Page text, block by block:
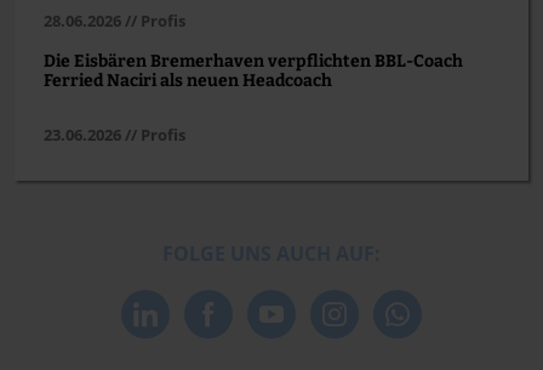
28.06.2026 // Profis
Die Eisbären Bremerhaven verpflichten BBL-Coach
Ferried Naciri als neuen Headcoach
23.06.2026 // Profis